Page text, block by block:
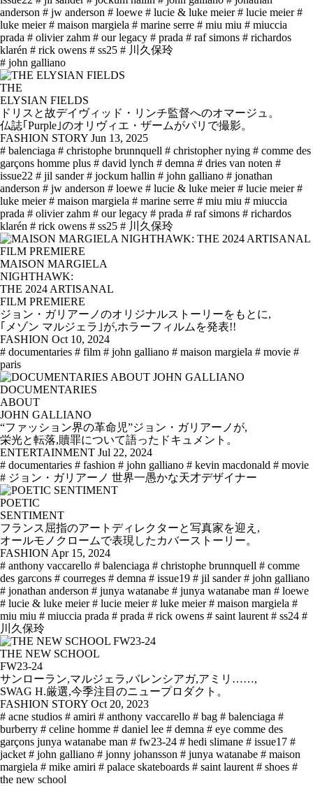
anderson # jw anderson # loewe # lucie & luke meier # lucie meier #
luke meier # maison margiela # marine serre # miu miu # miuccia
prada # olivier zahm # our legacy # prada # raf simons # richardos
klarén # rick owens # ss25 # 川久保玲
# john galliano
THE
ELYSIAN FIELDS
ドリスと故デイヴィッド・リンチ監督へのオマージュ。
仏誌｢Purple｣のオリヴィエ・ザームがパリで撮影。
FASHION STORY Jun 13, 2025
# balenciaga # christophe brunnquell # christopher nying # comme des
garçons homme plus # david lynch # demna # dries van noten #
issue22 # jil sander # jockum hallin # john galliano # jonathan
anderson # jw anderson # loewe # lucie & luke meier # lucie meier #
luke meier # maison margiela # marine serre # miu miu # miuccia
prada # olivier zahm # our legacy # prada # raf simons # richardos
klarén # rick owens # ss25 # 川久保玲
MAISON MARGIELA
NIGHTHAWK:
THE 2024 ARTISANAL
FILM PREMIERE
ジョン・ガリアーノのオリジナルストーリーをもとに,
｢メゾン マルジェラ｣が,ホラーフィルムを発表!!
FASHION Oct 10, 2024
# documentaries # film # john galliano # maison margiela # movie #
paris
DOCUMENTARIES
ABOUT
JOHN GALLIANO
“ファッション界の革命児”ジョン・ガリアーノが,
栄光と転落,贖罪について語ったドキュメント。
ENTERTAINMENT Jul 22, 2024
# documentaries # fashion # john galliano # kevin macdonald # movie
# ジョン・ガリアーノ 世界一愚かな天才デザイナー
POETIC
SENTIMENT
フランス屈指のアートディレクターと写真家を迎え,
オールモノクロームで表現したカバーストーリー。
FASHION Apr 15, 2024
# anthony vaccarello # balenciaga # christophe brunnquell # comme
des garcons # courreges # demna # issue19 # jil sander # john galliano
# jonathan anderson # junya watanabe # junya watanabe man # loewe
# lucie & luke meier # lucie meier # luke meier # maison margiela #
miu miu # miuccia prada # prada # rick owens # saint laurent # ss24 #
川久保玲
THE NEW SCHOOL
FW23-24
サンローラン,マルジェラ,バレンシアガ,アミリ……,
SWAG H.厳選,今季注目のニュープロダクト。
FASHION STORY Oct 20, 2023
# acne studios # amiri # anthony vaccarello # bag # balenciaga #
burberry # celine homme # daniel lee # demna # eye comme des
garçons junya watanabe man # fw23-24 # hedi slimane # issue17 #
jacket # john galliano # jonny johansson # junya watanabe # maison
margiela # mike amiri # palace skateboards # saint laurent # shoes #
the new school